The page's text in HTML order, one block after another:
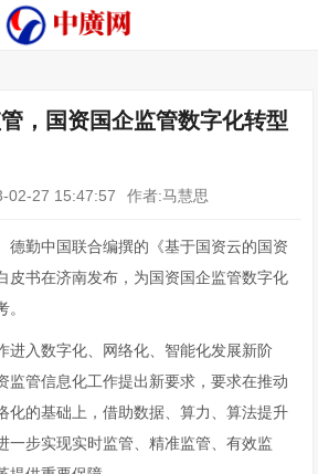
，国资国企监管数字化转型
02-27 15:47:57 作者:马慧思
德勤中国联合编撰的《基于国资云的国资
皮书在济南发布，为国资国企监管数字化
进入数字化、网络化、智能化发展新阶
监管信息化工作提出新要求，要求在推动
化的基础上，借助数据、算力、算法提升
一步实现实时监管、精准监管、有效监